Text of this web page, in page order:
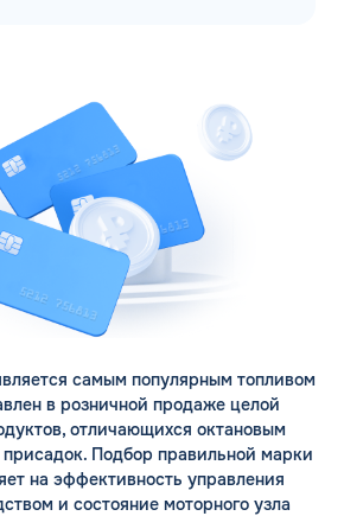
самым популярным топливом
в розничной продаже целой
отличающихся октановым
Подбор правильной марки
на эффективность управления
и состояние моторного узла